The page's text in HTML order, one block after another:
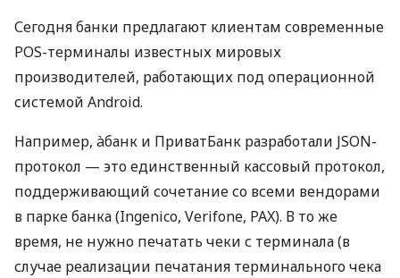
Сегодня банки предлагают клиентам современные
POS-терминалы известных мировых
производителей, работающих под операционной
системой Android.
Например, àбанк и ПриватБанк разработали JSON-
протокол — это единственный кассовый протокол,
поддерживающий сочетание со всеми вендорами
в парке банка (Ingenico, Verifone, PAX). В то же
время, не нужно печатать чеки с терминала (в
случае реализации печатания терминального чека